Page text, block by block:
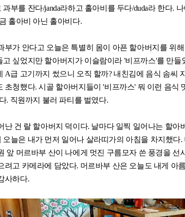
과부를 잔다/janda라하고 홀아비를 두다/duda라 한다.
홀아비 아닌 홀아비다.
부가 안다고 오늘은 특별히 몸이 아픈 할아버지를 위
고 싶었지만 할아버지가 이슬람이라 '비프까스'를 만들
A급 고기까지 썼으니 오직 할까? 내친김에 음식 솜씨
초청했다. 시골 할아버지들이 '비프까스' 뭐 이런 음식
. 직원까지 불러 파티를 벌였다.
난 건 랄 할아버지 덕이다. 날마다 일찍 일어나는 할아
오늘은 내가 먼저 일어나 살라띠가의 아침을 차지했다
앞 머르바부 산이 나에게 멋진 구름모자 쓴 풍경을 선
려고 카메라에 담았다. 머르바부 산은 오늘도 내게 아
사하다.